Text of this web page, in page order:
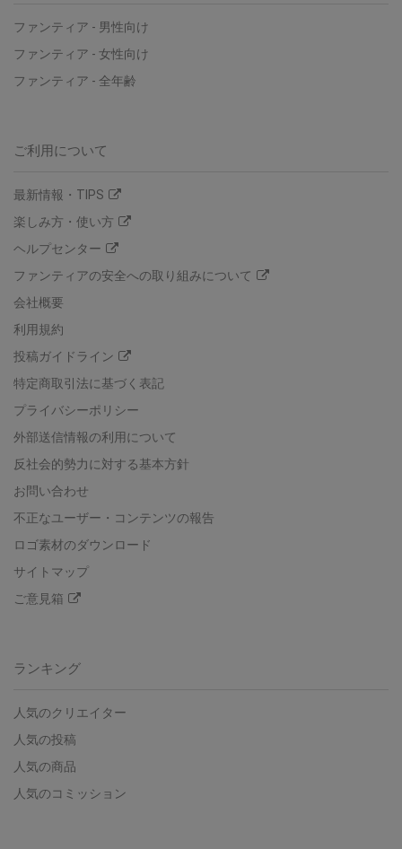
ファンティア - 男性向け
ファンティア - 女性向け
ファンティア - 全年齢
ご利用について
最新情報・TIPS
楽しみ方・使い方
ヘルプセンター
ファンティアの安全への取り組みについて
会社概要
利用規約
投稿ガイドライン
特定商取引法に基づく表記
プライバシーポリシー
外部送信情報の利用について
反社会的勢力に対する基本方針
お問い合わせ
不正なユーザー・コンテンツの報告
ロゴ素材のダウンロード
サイトマップ
ご意見箱
ランキング
人気のクリエイター
人気の投稿
人気の商品
人気のコミッション